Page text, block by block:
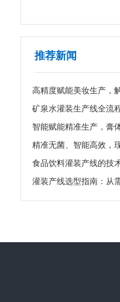
推荐新闻
高精度赋能美妆生产，
食品饮料灌装产线的技
灌装产线选型指南：从